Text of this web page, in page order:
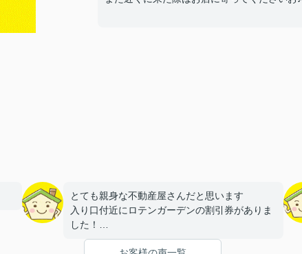
とても親身な不動産屋さんだと思います
入り口付近にロテンガーデンの割引券がありま
した！
いつもあるとは限らないそうですが、あったら